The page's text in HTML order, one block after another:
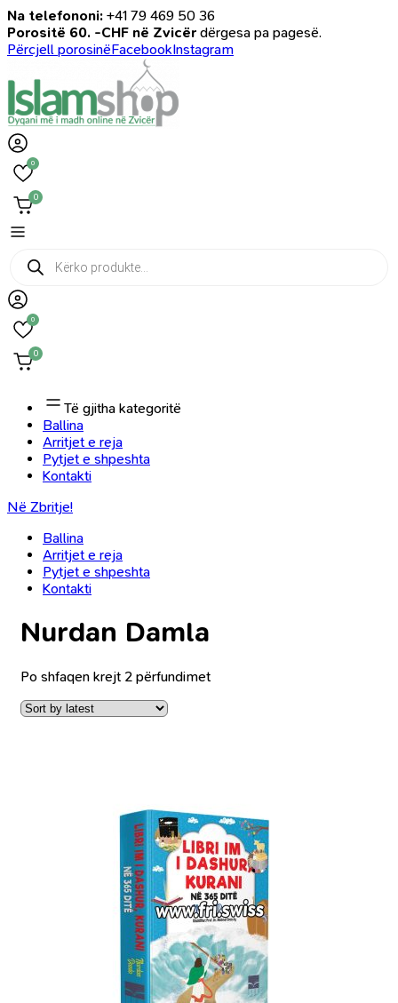
Na telefononi: +41 79 469 50 36
Porositë 60. -CHF në Zvicër dërgesa pa pagesë.
Përcjell porosinëFacebookInstagram
0
0
Products
search
0
0
Të gjitha kategoritë
Ballina
Arritjet e reja
Pytjet e shpeshta
Kontakti
Në Zbritje!
Ballina
Arritjet e reja
Pytjet e shpeshta
Kontakti
Nurdan Damla
Po shfaqen krejt 2 përfundimet